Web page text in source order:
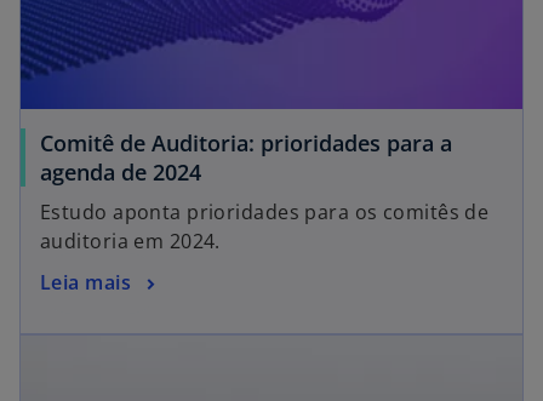
Comitê de Auditoria: prioridades para a
agenda de 2024
Estudo aponta prioridades para os comitês de
auditoria em 2024.
Leia mais
abre em uma nova guia